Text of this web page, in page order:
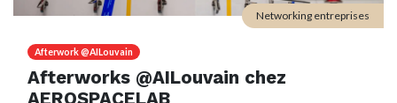
Afterwork @AILouvain
Afterworks @AILouvain chez
Networking entreprises